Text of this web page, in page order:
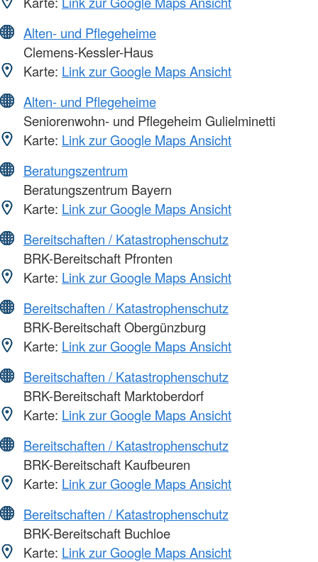
Alten- und Pflegeheime
Clemens-Kessler-Haus
Karte: Link zur Google Maps Ansicht
Alten- und Pflegeheime
Seniorenwohn- und Pflegeheim Gulielminetti
Karte: Link zur Google Maps Ansicht
Beratungszentrum
Beratungszentrum Bayern
Karte: Link zur Google Maps Ansicht
Bereitschaften / Katastrophenschutz
BRK-Bereitschaft Pfronten
Karte: Link zur Google Maps Ansicht
Bereitschaften / Katastrophenschutz
BRK-Bereitschaft Obergünzburg
Karte: Link zur Google Maps Ansicht
Bereitschaften / Katastrophenschutz
BRK-Bereitschaft Marktoberdorf
Karte: Link zur Google Maps Ansicht
Bereitschaften / Katastrophenschutz
BRK-Bereitschaft Kaufbeuren
Karte: Link zur Google Maps Ansicht
Bereitschaften / Katastrophenschutz
BRK-Bereitschaft Buchloe
Karte: Link zur Google Maps Ansicht